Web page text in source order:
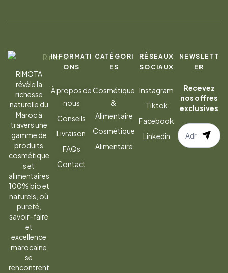
RIMOTA
révèle la
richesse
naturelle du
Maroc à
travers une
gamme de
produits
cosmétique
s et
alimentaires
100% bio et
naturels, où
pureté,
savoir-faire
et
excellence
marocaine
se
rencontrent
INFORMATI
ONS
À propos de
nous
Conseils
Livraison
FAQs
Contact
CATÉGORI
ES
Cosmétique
&
Alimentaire
Cosmétique
Alimentaire
RÉSEAUX
SOCIAUX
Instagram
Tiktok
Facebook
Linkedin
NEWSLETT
ER
Recevez
nos offres
exclusives
S’abonner
à